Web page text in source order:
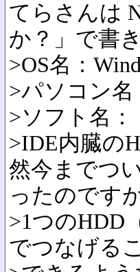
てらさんは
か？」で書
>OS名：
>パソコン名
>ソフト名：
>IDE内臓の
然今までつ
ったのです
>1つのHDD
でつなげる